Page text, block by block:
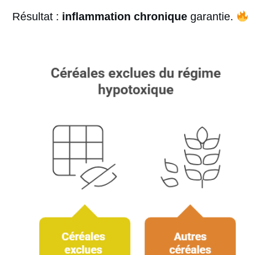
Résultat : inflammation chronique garantie.